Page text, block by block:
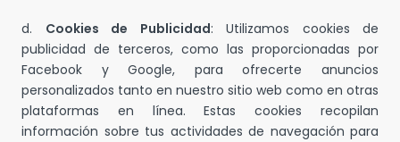
d. Cookies de Publicidad: Utilizamos cookies de
publicidad de terceros, como las proporcionadas por
Facebook y Google, para ofrecerte anuncios
personalizados tanto en nuestro sitio web como en otras
plataformas en línea. Estas cookies recopilan
información sobre tus actividades de navegación para